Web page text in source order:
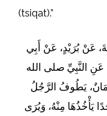
(tsiqat).”
عَنْ بُرَيْدٍ، عَنْ أَبِي
النَّبِيِّ صلى الله
‌يَطُوفُ ‌الرَّجُلُ
‌يَأْخُذُهَا ‌مِنْهُ، ‌وَيُرَى